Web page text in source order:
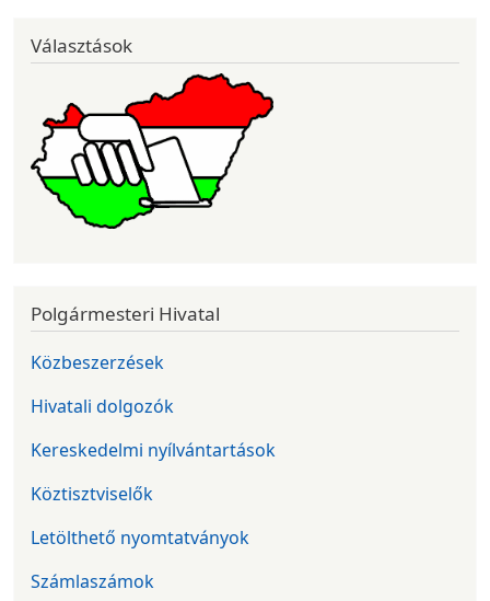
Választások
Polgármesteri Hivatal
Közbeszerzések
Hivatali dolgozók
Kereskedelmi nyílvántartások
Köztisztviselők
Letölthető nyomtatványok
Számlaszámok